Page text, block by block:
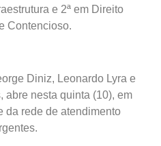
e 2ª em Direito
Contencioso.
Diniz, Leonardo Lyra e
abre nesta quinta (10), em
da rede de atendimento